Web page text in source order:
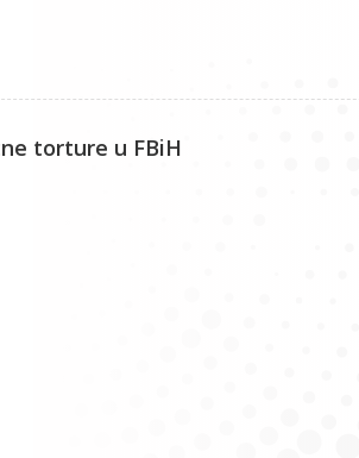
torture u FBiH